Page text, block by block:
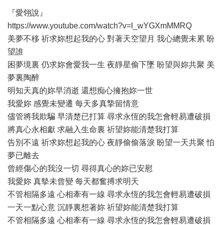
『愛翎說』
https://www.youtube.com/watch?v=I_wYGXmMMRQ
美夢不移 祈求妳想起我的心 對著天空望月 我心總覺未累 盼
望誰
困夢境裏 仍求妳會愛我一生 夜靜星偷下墜 盼望與妳共聚 美
夢裏陶醉
明知天真的妳早消逝 還想痴心擁抱妳一世
我愛妳 感覺未變遷 每天多真摯留情意
儘管將我欺騙 早清楚已打算 尋求永恆的我怎會輕易遭破損
將真心永相獻 求融入生命裏 祈望妳能清楚我打算
告別不遠 祈求妳想起我的心 夜靜偷偷落淚 盼望一天共聚 怕
夢已離去
曾經傷心的我沒一切 尋得真心的妳已安慰
我愛妳 真摰未曾變 每天都奮搏求明天
不管相隔多遠 心相牽有一線 尋求永恆的我怎會輕易遭破損
一天一點心意 沉靜裏想著妳 祈望妳能清楚我打算
不管相隔多遠 心相牽有一線 尋求永恆的我怎會輕易遭破損